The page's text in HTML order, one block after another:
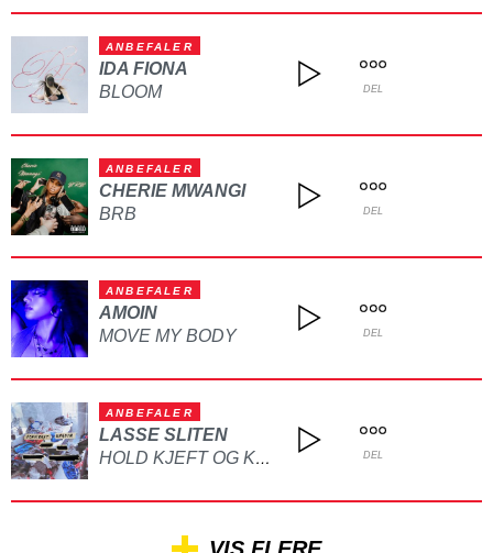
ANBEFALER
IDA FIONA
BLOOM
DEL
ANBEFALER
CHERIE MWANGI
BRB
DEL
ANBEFALER
AMOIN
MOVE MY BODY
DEL
ANBEFALER
LASSE SLITEN
HOLD KJEFT OG KYSS MEG DEL